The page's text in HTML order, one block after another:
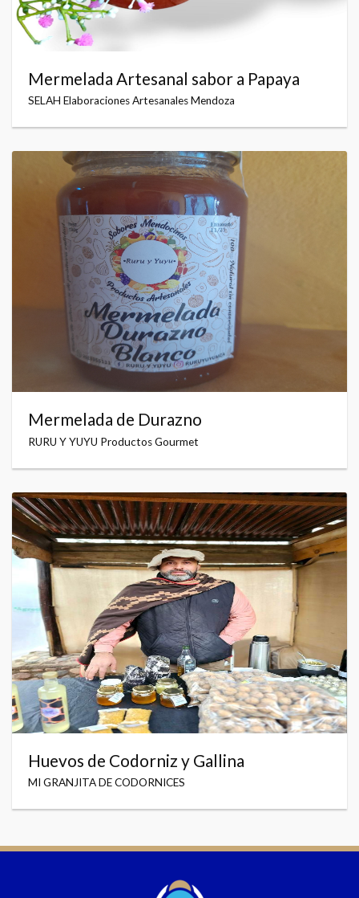
Mermelada Artesanal sabor a Papaya
SELAH Elaboraciones Artesanales Mendoza
Mermelada de Durazno
RURU Y YUYU Productos Gourmet
Huevos de Codorniz y Gallina
MI GRANJITA DE CODORNICES